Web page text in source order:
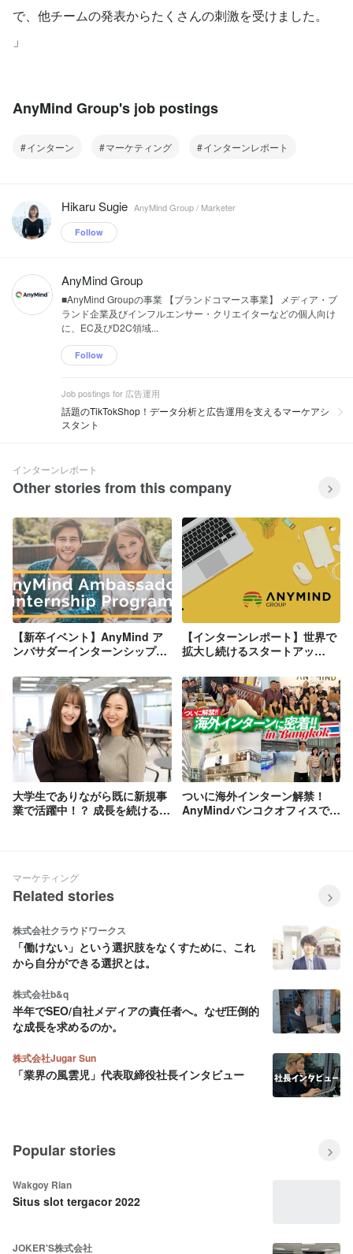
で、他チームの発表からたくさんの刺激を受けました。
」
AnyMind Group's job postings
インターン マーケティング インターンレポート
Hikaru Sugie AnyMind Group / Marketer
Follow
AnyMind Group
■AnyMind Groupの事業 【ブランドコマース事業】 メディア・ブ
ランド企業及びインフルエンサー・クリエイターなどの個人向け
に、EC及びD2C領域...
Follow
Job postings for 広告運用
話題のTikTokShop！データ分析と広告運用を支えるマーケアシ
スタント
インターンレポート
Other stories from this company
【新卒イベント】AnyMind ア
ンバサダーインターンシップ始
【インターンレポート】世界で
拡大し続けるスタートアッ
ンターンシップに参加して感じ
たこと。
大学生でありながら既に新規事
業で活躍中！？ 成長を続ける2
ついに海外インターン解禁！
AnyMindバンコクオフィスで就
マーケティング
Related stories
株式会社クラウドワークス
「働けない」という選択肢をなくすために、これ
から自分ができる選択とは。
株式会社b&q
半年でSEO/自社メディアの責任者へ。なぜ圧倒的
な成長を求めるのか。
株式会社Jugar Sun
「業界の風雲児」代表取締役社長インタビュー
Popular stories
Wakgoy Rian
Situs slot tergacor 2022
JOKER'S株式会社